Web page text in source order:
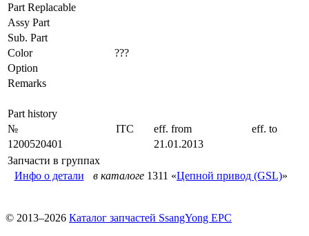
Part Replacable
Assy Part
Sub. Part
Color
???
Option
Remarks
Part history
№
ITC eff. from
eff. to
1200520401
21.01.2013
Запчасти в группах
Инфо о детали
в каталоге 1311 «Цепной привод (GSL)»
© 2013–2026 Каталог запчастей SsangYong EPC